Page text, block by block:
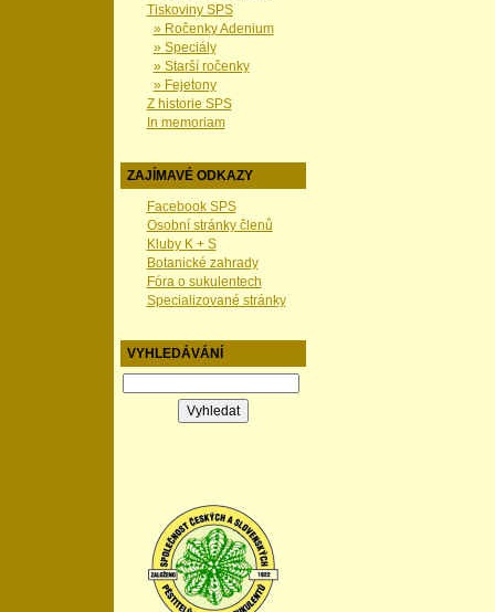
Tiskoviny SPS
» Ročenky Adenium
» Speciály
» Starší ročenky
» Fejetony
Z historie SPS
In memoriam
ZAJÍMAVÉ ODKAZY
Facebook SPS
Osobní stránky členů
Kluby K + S
Botanické zahrady
Fóra o sukulentech
Specializované stránky
VYHLEDÁVÁNÍ